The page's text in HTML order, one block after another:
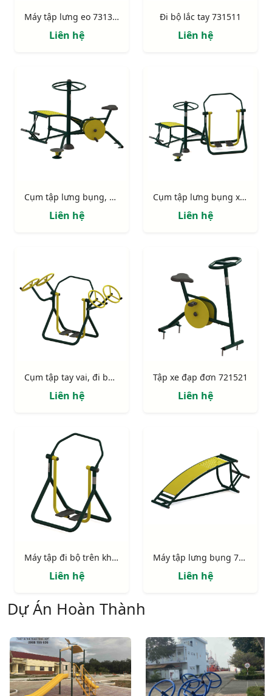
Máy tập lưng eo 731322
Liên hệ
Đi bộ lắc tay 731511
Liên hệ
Cụm tập lưng bụng, xoay eo, xe đạp 723335
Liên hệ
Cụm tập lưng bụng xoay eo đi bộ 723334
Liên hệ
Cụm tập tay vai, đi bộ 723143
Liên hệ
Tập xe đạp đơn 721521
Liên hệ
Máy tập đi bộ trên không 721421
Liên hệ
Máy tập lưng bụng 721311
Liên hệ
Dự Án Hoàn Thành